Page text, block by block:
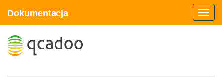
Dokumentacja